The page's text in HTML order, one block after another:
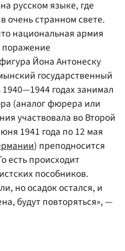
русском языке, где
очень странном свете.
национальная армия
Йона Антонеску
государственный
годах занимал
(аналог фюрера или
участвовала во Второй
1941 года по 12 мая
) преподносится
есть происходит
пособников.
но осадок остался, и
будут повторяться», —